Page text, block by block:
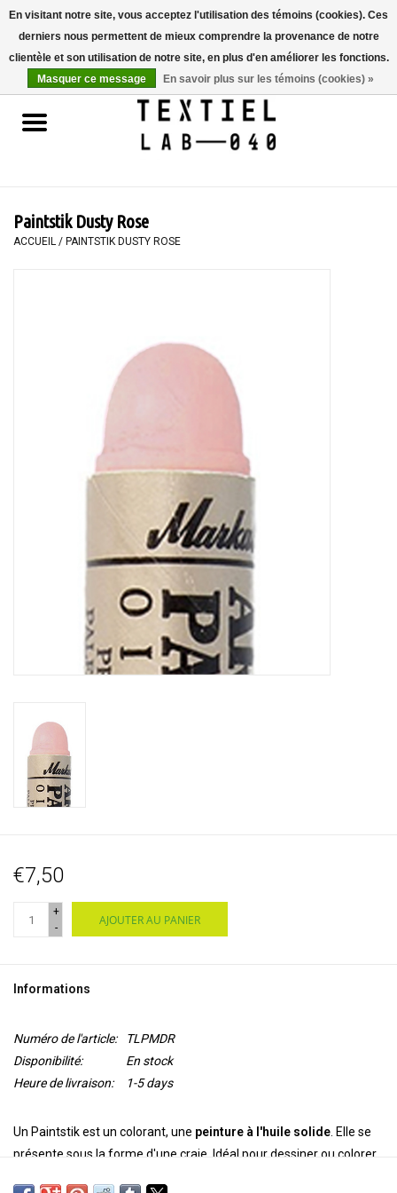
Accueil
LIVRES
PEINTURE
Paintstik Dusty Rose
ACCUEIL / PAINTSTIK DUSTY ROSE
€7,50
+
-
AJOUTER AU PANIER
Informations
Numéro de l'article:
TLPMDR
Disponibilité:
En stock
Heure de livraison:
1-5 days
Un Paintstik est un colorant, une peinture à l'huile solide. Elle se
présente sous la forme d'une craie. Idéal pour dessiner ou colorer
En visitant notre site, vous acceptez l'utilisation des témoins (cookies). Ces
derniers nous permettent de mieux comprendre la provenance de notre
clientèle et son utilisation de notre site, en plus d'en améliorer les fonctions.
Masquer ce message
En savoir plus sur les témoins (cookies) »